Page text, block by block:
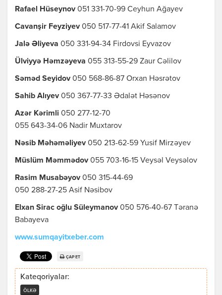
Rafael Hüseynov 051 331-70-99 Ceyhun Ağayev
Cavanşir Feyziyev 050 517-77-41 Akif Salamov
Jalə Əliyeva 050 331-94-34 Firdovsi Eyvazov
Ülviyyə Həmzəyeva 055 313-55-29 Zaur Cəlilov
Səməd Seyidov 050 568-86-87 Orxan Həsrətov
Sahib Alıyev 050 367-77-33 Ədalət Həsənov
Azər Kərimli 050 277-12-70
055 643-34-06 Nadir Muxtarov
Nəsib Məhəməliyev 050 213-62-59 Yusif Mirzəyev
Müslüm Məmmədov 055 703-16-15 Veysəl Veysəlov
Rasim Musabəyov 050 315-44-69
050 288-27-25 Asif Nəsibov
Elxan Sirac oğlu Süleymanov 050 576-40-67 Təranə
Babayeva
www.sumqayitxeber.com
ÇAP ET
Kateqoriyalar:
ÖLKƏ